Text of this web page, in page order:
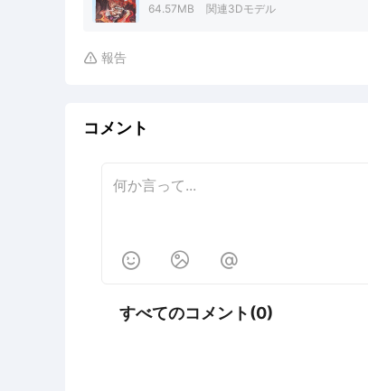
64.57MB 関連3Dモデル
 報告
コメント
  
すべてのコメント(0)